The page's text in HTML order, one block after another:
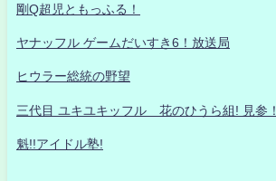
剛Q超児ともっふる！
ヤナッフル ゲームだいすき6！放送局
ヒウラー総統の野望
三代目 ユキユキッフル 花のひうら組! 見参！
魁!!アイドル塾!